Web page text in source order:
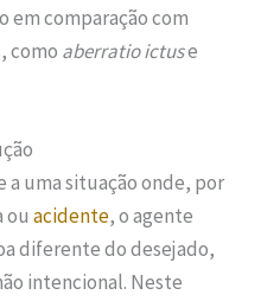
comparação com
como aberratio ictuse
a uma situação onde, por
ouacidente, o agente
diferente do desejado,
intencional. Neste